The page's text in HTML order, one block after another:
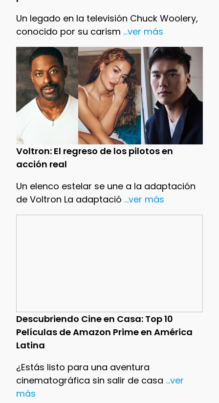
Un legado en la televisión Chuck Woolery,
conocido por su carism ...ver más
Voltron: El regreso de los pilotos en
acción real
Un elenco estelar se une a la adaptación
de Voltron La adaptació ...ver más
Descubriendo Cine en Casa: Top 10
Películas de Amazon Prime en América
Latina
¿Estás listo para una aventura
cinematográfica sin salir de casa ...ver
más